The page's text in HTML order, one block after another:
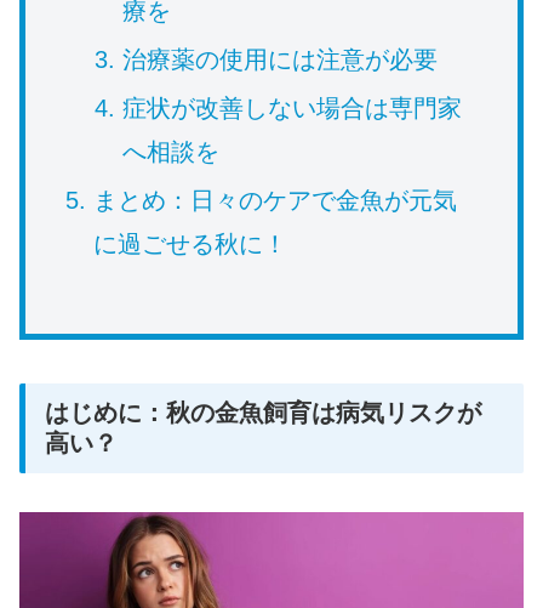
療を
治療薬の使用には注意が必要
症状が改善しない場合は専門家
へ相談を
まとめ：日々のケアで金魚が元気
に過ごせる秋に！
はじめに：秋の金魚飼育は病気リスクが
高い？